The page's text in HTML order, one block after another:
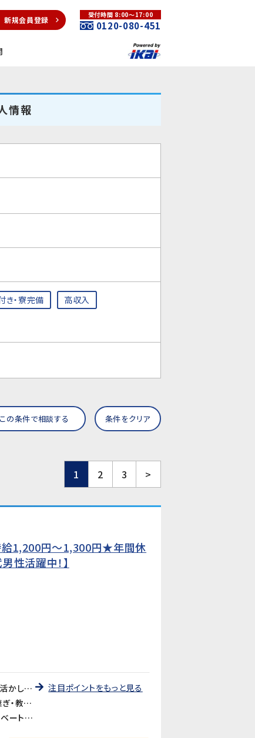
新規会員登録
受付時間 8:00～17:00
0120-080-451
情報
き・寮完備 高収入
この条件で相談する 条件をクリア
1 2 3 >
給1,200円〜1,300円★年間休
性活躍中！】
《準中型免許（AT可）を活かせる仕事》2tトラックの運転業務があるため、準中型免許が必須です。運転スキルを活かしながら、部品の調達・管理・出荷までを担う幅広い業務に携われます。
《アットホームで働きやすい・しっかり教育あり》社員数約110名の落ち着いた規模の製造会社です。業務の引き継ぎ・教育制度がしっかり整っており、製造業未経験の方も安心してスタートできます。
《年間休日128日・土日祝休み》完全週休2日制（土日祝休み）で、GW・夏季・年末年始の大型連休も充実。プライベートとのバランスが取りやすい環境です。
注目ポイントをもっと見る